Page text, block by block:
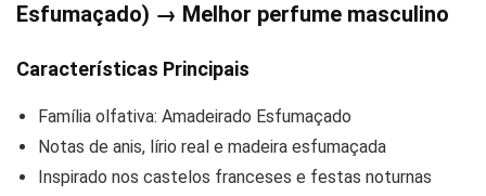
Esfumaçado) → Melhor perfume masculino
Características Principais
Família olfativa: Amadeirado Esfumaçado
Notas de anis, lírio real e madeira esfumaçada
Inspirado nos castelos franceses e festas noturnas